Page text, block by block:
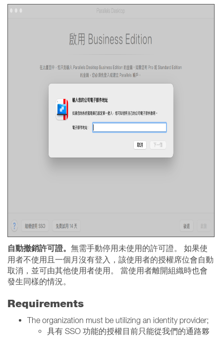
自動撤銷許可證。 無需手動停用未使用的許可證。 如果使
用者不使用且一個月沒有登入，該使用者的授權席位會自動
取消，並可由其他使用者使用。 當使用者離開組織時也會
發生同樣的情況。
Requirements
The organization must be utilizing an identity provider;
具有 SSO 功能的授權目前只能從我們的通路夥